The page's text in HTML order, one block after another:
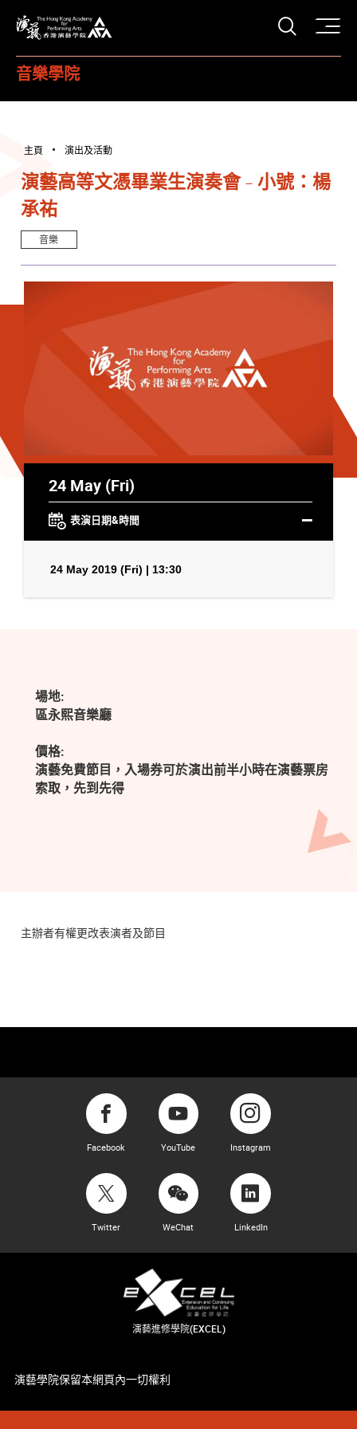
打開
音樂學院
主頁 演出及活動
演藝高等文憑畢業生演奏會 - 小號：楊
承祐
音樂
24 May (Fri)
表演日期&時間
24 May 2019 (Fri) | 13:30
場地:
區永熙音樂廳
價格:
演藝免費節目，入場券可於演出前半小時在演藝票房
索取，先到先得
主辦者有權更改表演者及節目
Facebook YouTube Instagram
Twitter WeChat LinkedIn
演藝進修學院(EXCEL)
演藝學院保留本網頁內一切權利